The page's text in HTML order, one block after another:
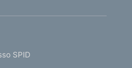
SPID